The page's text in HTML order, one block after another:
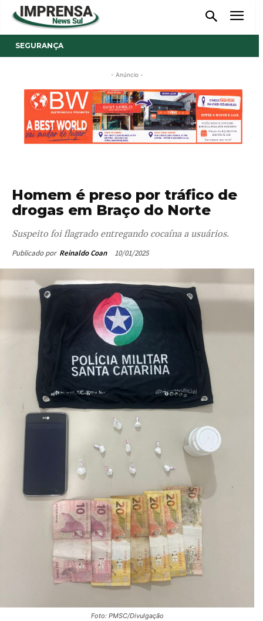
SEGURANÇA
- Anúncio -
Homem é preso por tráfico de
drogas em Braço do Norte
Suspeito foi flagrado entregando cocaína a usuários.
Publicado por Reinaldo Coan 10/01/2025
Foto: PMSC/Divulgação